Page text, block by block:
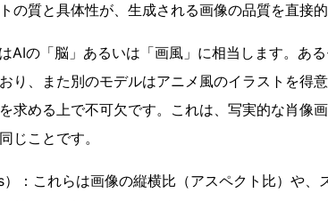
の質と具体性が、生成される画像の品質を直接的
AIの「脳」あるいは「画風」に相当します。あ
り、また別のモデルはアニメ風のイラストを得
求める上で不可欠です。これは、写実的な肖像
じことです。
：これらは画像の縦横比（アスペクト比）や、